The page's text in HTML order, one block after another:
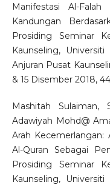
Manifestasi Al-
Kandungan
Prosiding Seminar
Kaunseling, Universiti
Anjuran Pusat
& 15 Disember 2018,
Mashitah Sulaiman,
Adawiyah Mohd@
Arah Kecemerlangan:
Al-Quran Sebagai
Prosiding Seminar
Kaunseling, Universiti